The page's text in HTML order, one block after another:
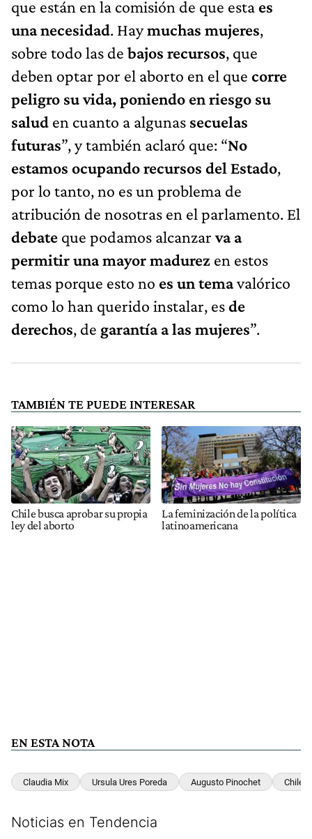
que están en la comisión de que esta es
una necesidad. Haymuchas mujeres,
sobre todo las de bajos recursos, que
deben optar por el aborto en el que corre
peligro su vida, poniendo en riesgo su
salud en cuanto a algunas secuelas
futuras”, y también aclaró que: “No
estamos ocupando recursos del Estado,
por lo tanto, no es un problema de
atribución de nosotras en el parlamento. El
debate que podamos alcanzarva a
permitir una mayor madurez en estos
temas porque esto no es un temavalórico
como lo han querido instalar, esde
derechos, de garantía a las mujeres”.
TAMBIÉN TE PUEDE INTERESAR
Chile busca aprobar su propia
ley del aborto
La feminización de la política
latinoamericana
EN ESTA NOTA
Claudia Mix Ursula Ures Poreda Augusto Pinochet Chile
Noticias en Tendencia